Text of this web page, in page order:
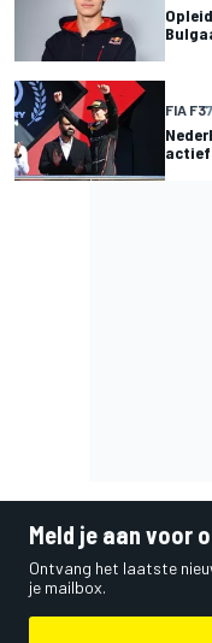
FIA F3
actief
Meld je aan voor
Ontvang het laatste
je mailbox.